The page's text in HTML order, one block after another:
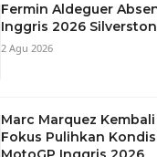
Fermin Aldeguer
Inggris 2026
2 Agu 2026
Marc Marquez
Fokus Pulihkan